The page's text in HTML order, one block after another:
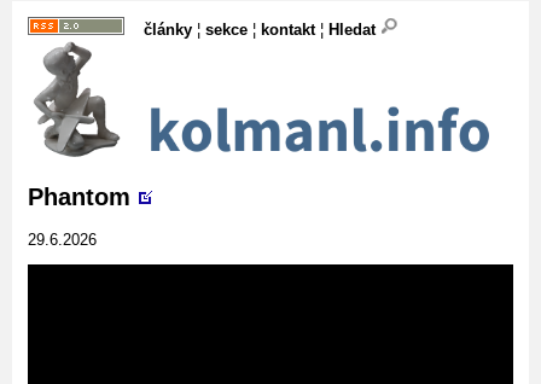
články ¦ sekce ¦ kontakt¦ Hledat
Phantom
29.6.2026